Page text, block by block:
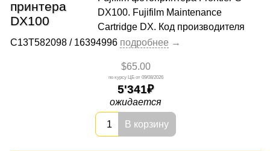
DX100. Fujifilm Maintenance
Cartridge DX. Код производителя
C13T582098 / 16394996
$65.00
09/08/2026
5'341
ожидается
В корзину